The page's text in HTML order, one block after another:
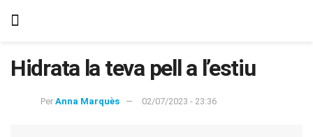
Hidrata la teva pell a l’estiu
Per Anna Marquès 02/07/2023 - 23:36